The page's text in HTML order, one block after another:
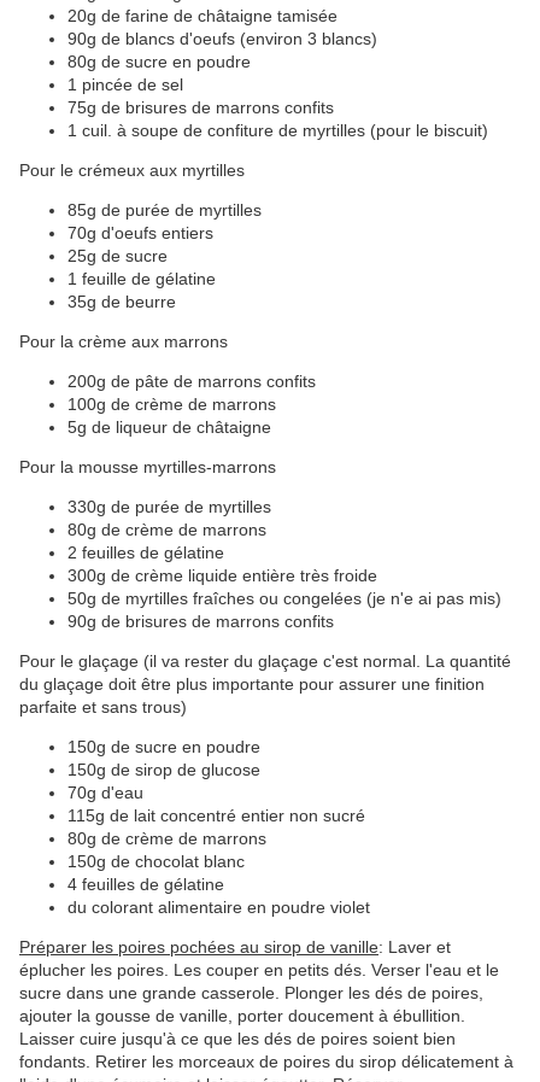
20g de farine de châtaigne tamisée
90g de blancs d'oeufs (environ 3 blancs)
80g de sucre en poudre
1 pincée de sel
75g de brisures de marrons confits
1 cuil. à soupe de confiture de myrtilles (pour le biscuit)
Pour le crémeux aux myrtilles
85g de purée de myrtilles
70g d'oeufs entiers
25g de sucre
1 feuille de gélatine
35g de beurre
Pour la crème aux marrons
200g de pâte de marrons confits
100g de crème de marrons
5g de liqueur de châtaigne
Pour la mousse myrtilles-marrons
330g de purée de myrtilles
80g de crème de marrons
2 feuilles de gélatine
300g de crème liquide entière très froide
50g de myrtilles fraîches ou congelées (je n'e ai pas mis)
90g de brisures de marrons confits
Pour le glaçage (il va rester du glaçage c'est normal. La quantité
du glaçage doit être plus importante pour assurer une finition
parfaite et sans trous)
150g de sucre en poudre
150g de sirop de glucose
70g d'eau
115g de lait concentré entier non sucré
80g de crème de marrons
150g de chocolat blanc
4 feuilles de gélatine
du colorant alimentaire en poudre violet
Préparer les poires pochées au sirop de vanille: Laver et
éplucher les poires. Les couper en petits dés. Verser l'eau et le
sucre dans une grande casserole. Plonger les dés de poires,
ajouter la gousse de vanille, porter doucement à ébullition.
Laisser cuire jusqu'à ce que les dés de poires soient bien
fondants. Retirer les morceaux de poires du sirop délicatement à